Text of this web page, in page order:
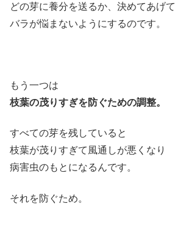
どの芽に養分を送るか、決めてあげて
バラが悩まないようにするのです。
もう一つは
枝葉の茂りすぎを防ぐための調整。
すべての芽を残していると
枝葉が茂りすぎて風通しが悪くなり
病害虫のもとになるんです。
それを防ぐため。